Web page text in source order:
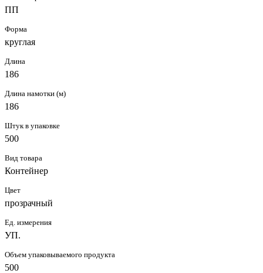
ПП
Форма
круглая
Длина
186
Длина намотки (м)
186
Штук в упаковке
500
Вид товара
Контейнер
Цвет
прозрачный
Ед. измерения
УП.
Объем упаковываемого продукта
500